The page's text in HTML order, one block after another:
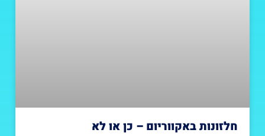
חלזונות באקווריום – כן או לא